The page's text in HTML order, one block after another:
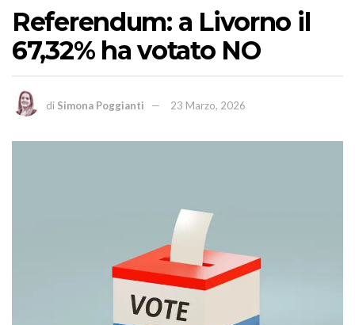
Referendum: a Livorno il
67,32% ha votato NO
di Simona Poggianti 23 Marzo, 2026